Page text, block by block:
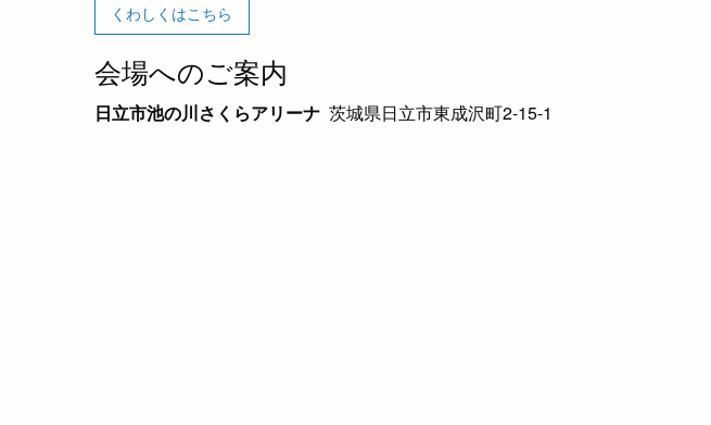
くわしくはこちら
会場へのご案内
日立市池の川さくらアリーナ 茨城県日立市東成沢町2-15-1